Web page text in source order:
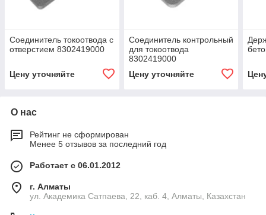
Соединитель токоотвода с
отверстием 8302419000
Цену уточняйте
Соединитель контрольный
для токоотвода
8302419000
Цену уточняйте
О нас
Рейтинг не сформирован
Менее 5 отзывов за последний год
Работает с 06.01.2012
г. Алматы
ул. Академика Сатпаева, 22, каб. 4, Алматы, Казахстан